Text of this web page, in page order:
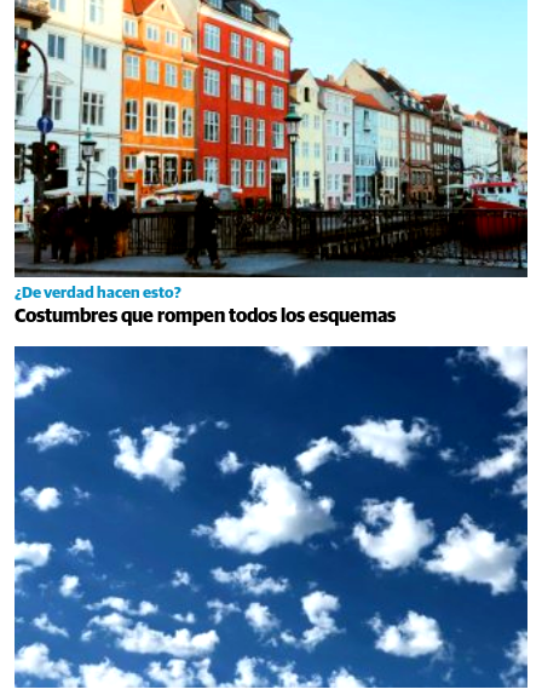
¿De verdad hacen esto?
Costumbres que rompen todos los esquemas